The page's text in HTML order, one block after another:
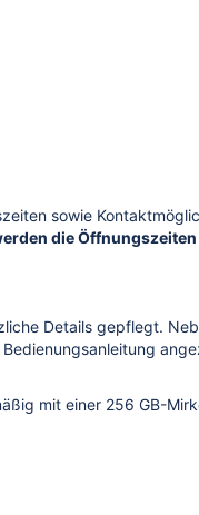
sowie
die
Details gepflegt.
mit einer 256 GB-